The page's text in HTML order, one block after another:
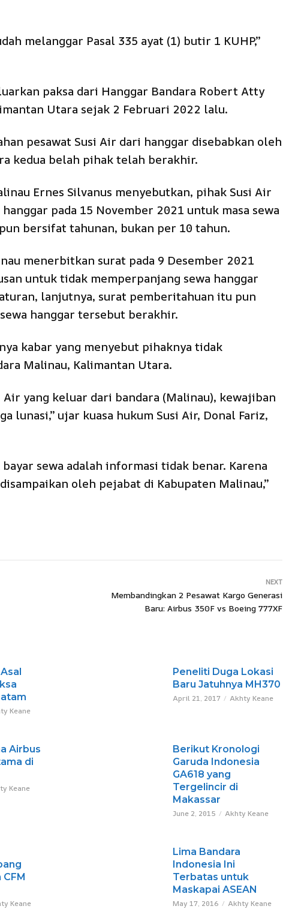
melanggar Pasal 335 ayat (1) butir 1 KUHP,”
paksa dari Hanggar Bandara Robert Atty
Utara sejak 2 Februari 2022 lalu.
pesawat Susi Air dari hanggar disebabkan oleh
kedua belah pihak telah berakhir.
Ernes Silvanus menyebutkan, pihak Susi Air
pada 15 November 2021 untuk masa sewa
bersifat tahunan, bukan per 10 tahun.
menerbitkan surat pada 9 Desember 2021
untuk tidak memperpanjang sewa hanggar
lanjutnya, surat pemberitahuan itu pun
hanggar tersebut berakhir.
kabar yang menyebut pihaknya tidak
Malinau, Kalimantan Utara.
Air yang keluar dari bandara (Malinau), kewajiban
lunasi,” ujar kuasa hukum Susi Air, Donal Fariz,
sewa adalah informasi tidak benar. Karena
oleh pejabat di Kabupaten Malinau,”
NEXT
Membandingkan 2 Pesawat Kargo Generasi
Baru: Airbus 350F vs Boeing 777XF
Keane
Peneliti Duga Lokasi
Baru Jatuhnya MH370
April 21, 2017 Akhty Keane
Airbus
di
Keane
Berikut Kronologi
Garuda Indonesia
GA618 yang
Tergelincir di
Makassar
June 2, 2015 Akhty Keane
Keane
Lima Bandara
Indonesia Ini
Terbatas untuk
Maskapai ASEAN
May 17, 2016 Akhty Keane